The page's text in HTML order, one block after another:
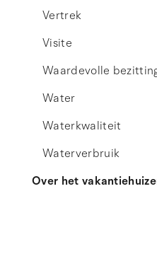
Vertrek
Visite
Waardevolle
Water
Waterkwaliteit
Waterverbruik
Over het